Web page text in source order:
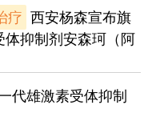
疗 西安杨森宣布旗
体抑制剂安森珂（阿
代雄激素受体抑制